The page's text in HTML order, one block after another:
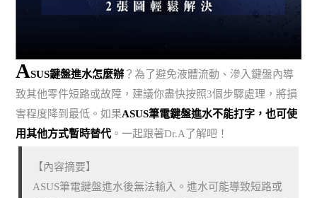
ASUS鍵盤進水怎麼辦 ？為了避免液體流動、滲入鍵盤內導
致其他零件短路或故障，建議你盡快按照3個步驟處理，將損
害程度降到最低。如果ASUS筆電鍵盤進水不能打字，也可使
用其他方式暫時替代。一起跟著Dr.A了解吧！
【內容摘要】
ASUS筆電鍵盤進水後無法輸入。進水可能導致短路或